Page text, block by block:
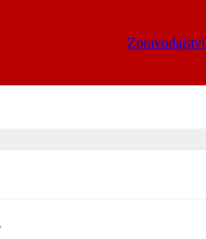
Zpravodajství